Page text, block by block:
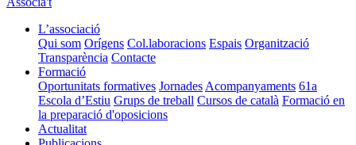
L’associació
Qui som Orígens Col.laboracions Espais Organització
Transparència Contacte
Formació
Oportunitats formatives Jornades Acompanyaments 61a
Escola d’Estiu Grups de treball Cursos de català Formació en
la preparació d'oposicions
Actualitat